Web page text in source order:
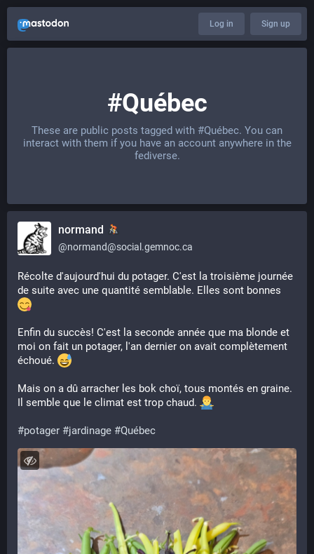
Log in Sign up
#Québec
These are public posts tagged with #Québec. You can
interact with them if you have an account anywhere in the
fediverse.
normand
@normand@social.gemnoc.ca
Récolte d'aujourd'hui du potager. C'est la troisième journée
de suite avec une quantité semblable. Elles sont bonnes
Enfin du succès! C'est la seconde année que ma blonde et
moi on fait un potager, l'an dernier on avait complètement
échoué.
Mais on a dû arracher les bok choï, tous montés en graine.
Il semble que le climat est trop chaud.
#potager #jardinage #Québec